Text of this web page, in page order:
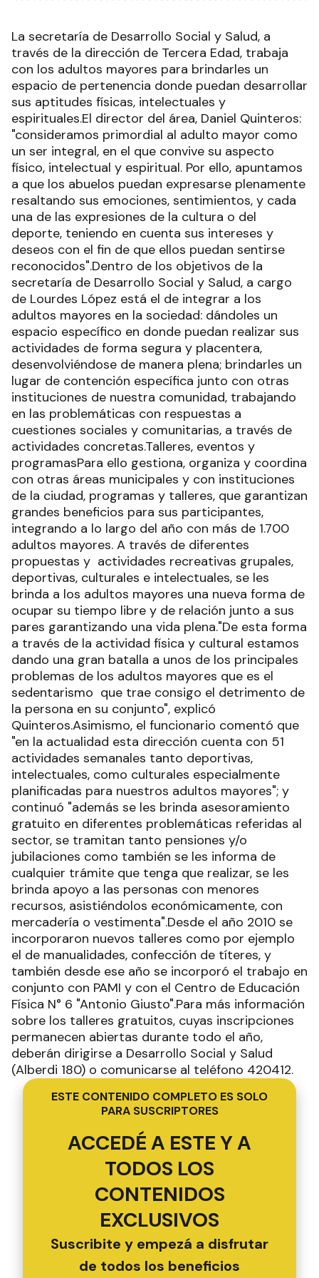
La secretaría de Desarrollo Social y Salud, a
través de la dirección de Tercera Edad, trabaja
con los adultos mayores para brindarles un
espacio de pertenencia donde puedan desarrollar
sus aptitudes físicas, intelectuales y
espirituales.El director del área, Daniel Quinteros:
"consideramos primordial al adulto mayor como
un ser integral, en el que convive su aspecto
físico, intelectual y espiritual. Por ello, apuntamos
a que los abuelos puedan expresarse plenamente
resaltando sus emociones, sentimientos, y cada
una de las expresiones de la cultura o del
deporte, teniendo en cuenta sus intereses y
deseos con el fin de que ellos puedan sentirse
reconocidos".Dentro de los objetivos de la
secretaría de Desarrollo Social y Salud, a cargo
de Lourdes López está el de integrar a los
adultos mayores en la sociedad: dándoles un
espacio específico en donde puedan realizar sus
actividades de forma segura y placentera,
desenvolviéndose de manera plena; brindarles un
lugar de contención específica junto con otras
instituciones de nuestra comunidad, trabajando
en las problemáticas con respuestas a
cuestiones sociales y comunitarias, a través de
actividades concretas.Talleres, eventos y
programasPara ello gestiona, organiza y coordina
con otras áreas municipales y con instituciones
de la ciudad, programas y talleres, que garantizan
grandes beneficios para sus participantes,
integrando a lo largo del año con más de 1.700
adultos mayores. A través de diferentes
propuestas y actividades recreativas grupales,
deportivas, culturales e intelectuales, se les
brinda a los adultos mayores una nueva forma de
ocupar su tiempo libre y de relación junto a sus
pares garantizando una vida plena."De esta forma
a través de la actividad física y cultural estamos
dando una gran batalla a unos de los principales
problemas de los adultos mayores que es el
sedentarismo que trae consigo el detrimento de
la persona en su conjunto", explicó
Quinteros.Asimismo, el funcionario comentó que
"en la actualidad esta dirección cuenta con 51
actividades semanales tanto deportivas,
intelectuales, como culturales especialmente
planificadas para nuestros adultos mayores"; y
continuó "además se les brinda asesoramiento
gratuito en diferentes problemáticas referidas al
sector, se tramitan tanto pensiones y/o
jubilaciones como también se les informa de
cualquier trámite que tenga que realizar, se les
brinda apoyo a las personas con menores
recursos, asistiéndolos económicamente, con
mercadería o vestimenta".Desde el año 2010 se
incorporaron nuevos talleres como por ejemplo
el de manualidades, confección de títeres, y
también desde ese año se incorporó el trabajo en
conjunto con PAMI y con el Centro de Educación
Física N° 6 "Antonio Giusto".Para más información
sobre los talleres gratuitos, cuyas inscripciones
permanecen abiertas durante todo el año,
deberán dirigirse a Desarrollo Social y Salud
(Alberdi 180) o comunicarse al teléfono 420412.
ESTE CONTENIDO COMPLETO ES SOLO
PARA SUSCRIPTORES
ACCEDÉ A ESTE Y A
TODOS LOS
CONTENIDOS
EXCLUSIVOS
Suscribite y empezá a disfrutar
de todos los beneficios